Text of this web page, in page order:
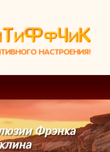
Фрэнка